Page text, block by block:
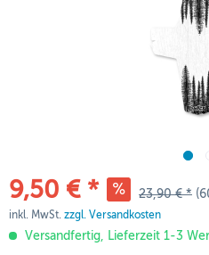
9,50 € * 23,90 € *
inkl. MwSt. zzgl. Versandkosten
Versandfertig, Lieferzeit 1-3